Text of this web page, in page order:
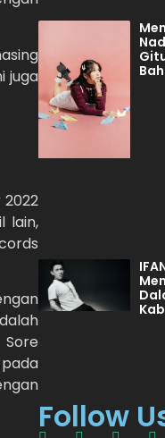
juga
lain,
Follow